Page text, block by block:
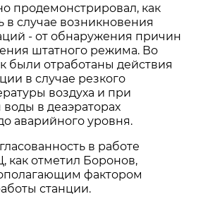
продемонстрировал, как
в случае возникновения
- от обнаружения причин
штатного режима. Во
были отработаны действия
в случае резкого
воздуха и при
в деаэраторах
аварийного уровня.
в работе
как отметил Боронов,
фактором
станции.